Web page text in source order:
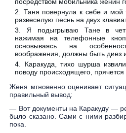
Таня повернула к себе и мой
развеселую песнь на двух
Я подыгрываю Тане в
нажимая на телефонные
основываясь на
воображения, должны быть диез
Каракуда, тихо шурша
поводу происходящего,
Женя мгновенно оценивает
правильный вывод:
— Вот документы на Каракуду —
было сказано. Сами с ними
пока.